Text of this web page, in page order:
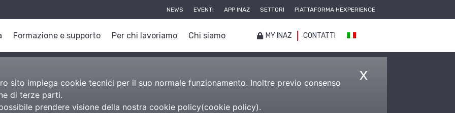
NEWS EVENTI APP INAZ SETTORI PIATTAFORMA HEXPERIENCE
Formazione e supporto Per chi lavoriamo Chi siamo MY INAZ CONTATTI
x
sito impiega cookie tecnici per il suo normale funzionamento. Inoltre previo consenso
di terze parti.
prendere visione della nostra cookie policy(cookie policy).